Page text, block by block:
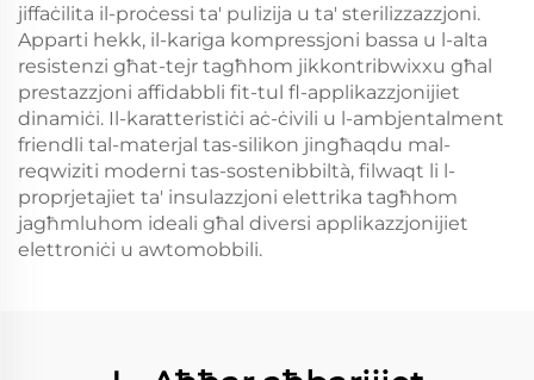
jiffaċilita il-proċessi ta' pulizija u ta' sterilizzazzjoni.
Apparti hekk, il-kariga kompressjoni bassa u l-alta
resistenzi għat-tejr tagħhom jikkontribwixxu għal
prestazzjoni affidabbli fit-tul fl-applikazzjonijiet
dinamiċi. Il-karatteristiċi aċ-ċivili u l-ambjentalment
friendli tal-materjal tas-silikon jingħaqdu mal-
reqwiziti moderni tas-sostenibbiltà, filwaqt li l-
proprjetajiet ta' insulazzjoni elettrika tagħhom
jagħmluhom ideali għal diversi applikazzjonijiet
elettroniċi u awtomobbili.